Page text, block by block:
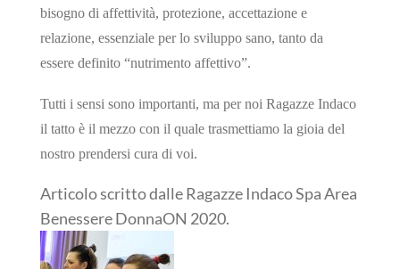
bisogno di affettività, protezione, accettazione e
relazione, essenziale per lo sviluppo sano, tanto da
essere definito “nutrimento affettivo”.
Tutti i sensi sono importanti, ma per noi Ragazze Indaco
il tatto è il mezzo con il quale trasmettiamo la gioia del
nostro prendersi cura di voi.
Articolo scritto dalle Ragazze Indaco Spa Area
Benessere DonnaON 2020.